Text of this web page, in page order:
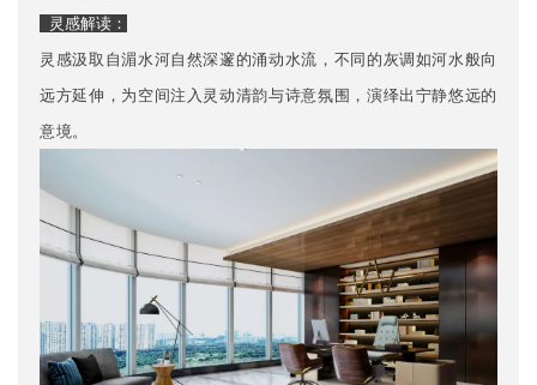
灵感解读：
灵感汲取自湄水河自然深邃的涌动水流，不同的灰调如河水般向
远方延伸，为空间注入灵动清韵与诗意氛围，演绎出宁静悠远的
意境。